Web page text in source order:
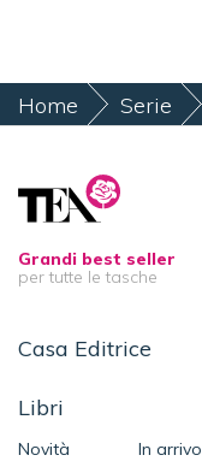
Home Serie
Grandi best seller
per tutte le tasche
Casa Editrice
Libri
Novità
In arrivo